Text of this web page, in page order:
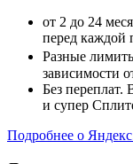
от 2 до 24
перед каждой
Разные
зависимости
Без переплат.
и супер
Подробнее о